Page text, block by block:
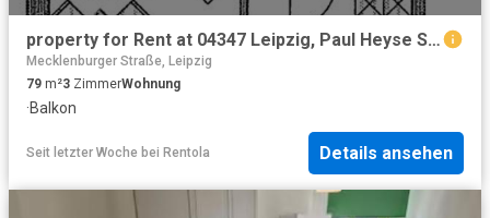
property for Rent at 04347 Leipzig, Paul Heyse Straße 6
Mecklenburger Straße, Leipzig
79 m²3 ZimmerWohnung
·Balkon
Seit letzter Woche bei Rentola Details ansehen